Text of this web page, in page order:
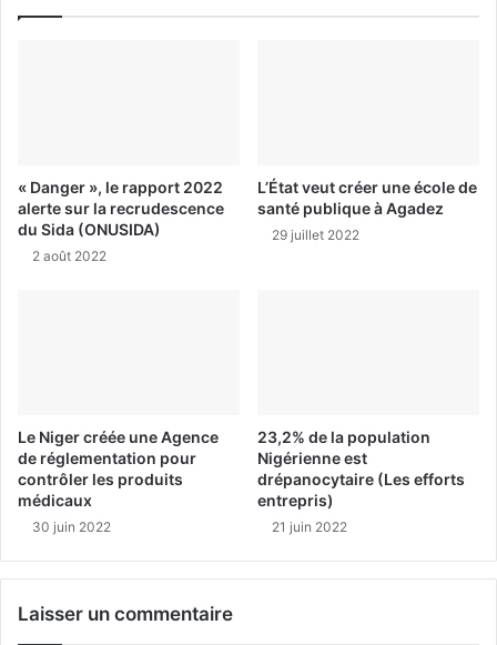
« Danger », le rapport 2022
alerte sur la recrudescence
du Sida (ONUSIDA)
2 août 2022
L’État veut créer une école de
santé publique à Agadez
29 juillet 2022
Le Niger créée une Agence
de réglementation pour
contrôler les produits
médicaux
30 juin 2022
23,2% de la population
Nigérienne est
drépanocytaire (Les efforts
entrepris)
21 juin 2022
Laisser un commentaire